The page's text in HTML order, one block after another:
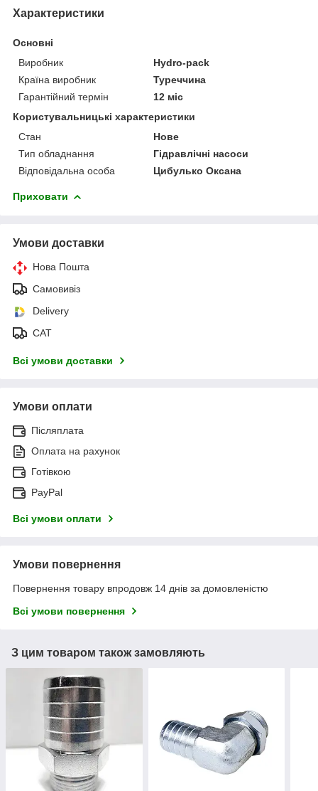
Характеристики
Основні
Виробник
Hydro-pack
Країна виробник
Туреччина
Гарантійний термін
12 міс
Користувальницькі характеристики
Стан
Нове
Тип обладнання
Гідравлічні насоси
Відповідальна особа
Цибулько Оксана
Приховати
Умови доставки
Нова Пошта
Самовивіз
Delivery
САТ
Всі умови доставки
Умови оплати
Післяплата
Оплата на рахунок
Готівкою
PayPal
Всі умови оплати
Умови повернення
Повернення товару впродовж 14 днів за домовленістю
Всі умови повернення
З цим товаром також замовляють